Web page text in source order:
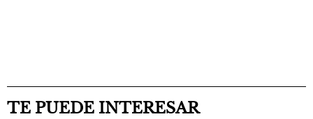
TE PUEDE INTERESAR